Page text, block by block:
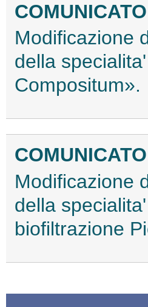
COMUNICATO
Modificazione
della
Compositum».
COMUNICATO
Modificazione
della
biofiltrazione